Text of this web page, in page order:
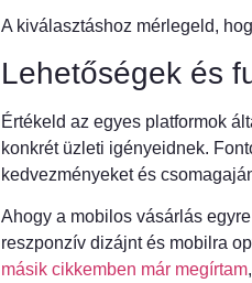
A kiválasztáshoz mérlegeld,
Lehetőségek és
Értékeld az egyes platformok
konkrét üzleti igényeidnek.
kedvezményeket és
Ahogy a mobilos vásárlás
reszponzív dizájnt és mobilra
másik cikkemben már megírtam